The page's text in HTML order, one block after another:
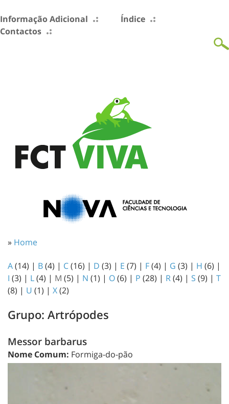
Informação Adicional
Índice
Contactos
» Home
A(14) | B(4) | C(16) | D (3) | E (7) | F(4) | G (3) | H (6) |
I (3) | L(4) | M (5) | N (1) | O(6) | P (28) | R(4) | S (9) | T
(8) | U (1) | X(2)
Grupo: Artrópodes
Messor barbarus
Nome Comum: Formiga-do-pão